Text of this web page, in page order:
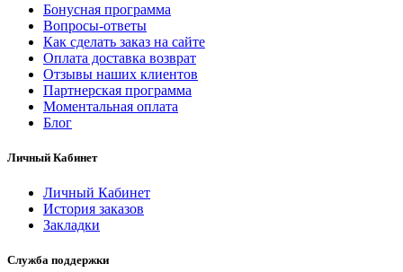
Бонусная программа
Вопросы-ответы
Как сделать заказ на сайте
Оплата доставка возврат
Отзывы наших клиентов
Партнерская программа
Моментальная оплата
Блог
Личный Кабинет
Личный Кабинет
История заказов
Закладки
Служба поддержки